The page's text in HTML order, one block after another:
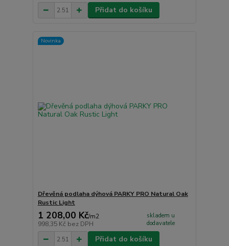
Přidat do košíku
Novinka
Dřevěná podlaha dýhová PARKY PRO Natural Oak
Rustic Light
1 208,00 Kč/m2
998,35 Kč bez DPH
skladem u
dodavatele
Přidat do košíku